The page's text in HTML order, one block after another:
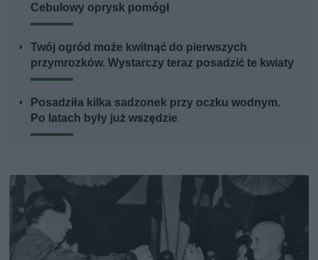
Cebulowy oprysk pomógł
Twój ogród może kwitnąć do pierwszych
przymrozków. Wystarczy teraz posadzić te kwiaty
Posadziła kilka sadzonek przy oczku wodnym.
Po latach były już wszędzie